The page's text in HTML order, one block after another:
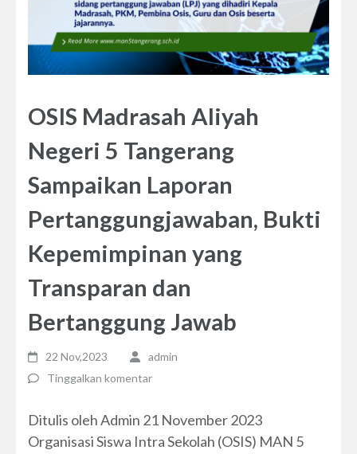
OSIS Madrasah Aliyah
Negeri 5 Tangerang
Sampaikan Laporan
Pertanggungjawaban, Bukti
Kepemimpinan yang
Transparan dan
Bertanggung Jawab
22 Nov,2023
admin
Tinggalkan komentar
Ditulis oleh Admin 21 November 2023
Organisasi Siswa Intra Sekolah (OSIS) MAN 5